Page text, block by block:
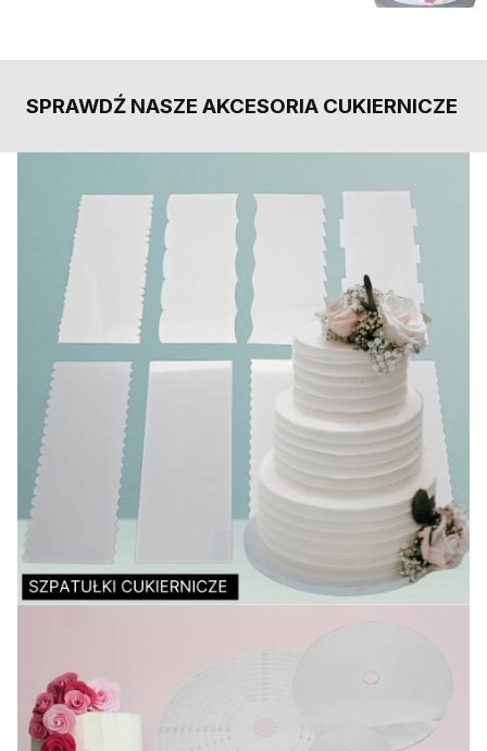
SPRAWDŹ NASZE AKCESORIA CUKIERNICZE